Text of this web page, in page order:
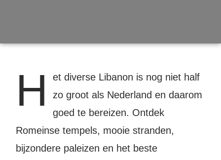
H
et diverse Libanon is nog niet half
zo groot als Nederland en daarom
goed te bereizen. Ontdek
Romeinse tempels, mooie stranden,
bijzondere paleizen en het beste